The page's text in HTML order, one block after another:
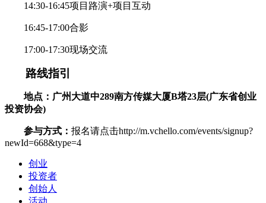
14:30-16:45项目路演+项目互动
16:45-17:00合影
17:00-17:30现场交流
路线指引
地点：广州大道中289南方传媒大厦B塔23层(广东省创业
投资协会)
参与方式： 报名请点击http://m.vchello.com/events/signup?
newId=668&type=4
创业
投资者
创始人